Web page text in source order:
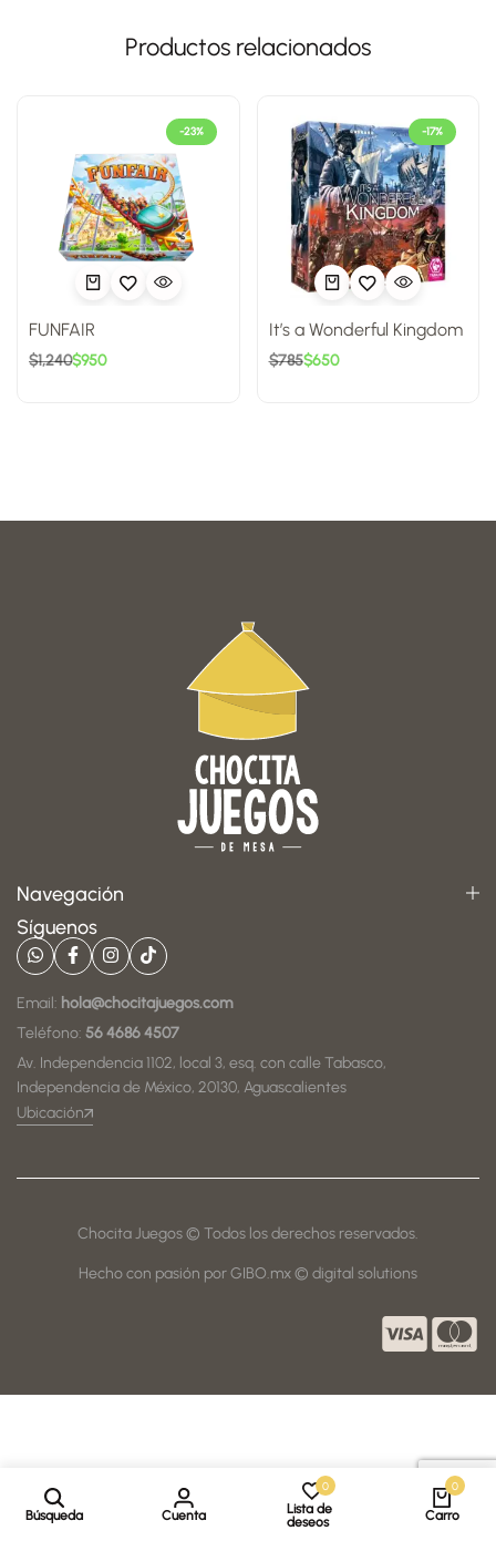
Productos relacionados
-23%
FUNFAIR
$1,240$950
-17%
It’s a Wonderful Kingdom
$785$650
Navegación
Síguenos
Email: hola@chocitajuegos.com
Teléfono: 56 4686 4507
Av. Independencia 1102, local 3, esq. con calle Tabasco,
Independencia de México, 20130, Aguascalientes
Ubicación
Chocita Juegos © Todos los derechos reservados.
Hecho con pasión por GIBO.mx © digital solutions
Búsqueda Cuenta
0
Lista de
deseos
0
Carro